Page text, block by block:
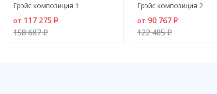
Грэйс композиция 1
от 117 275 P
158 687P
Грэйс композиция 2
от 90 767 P
122 485P